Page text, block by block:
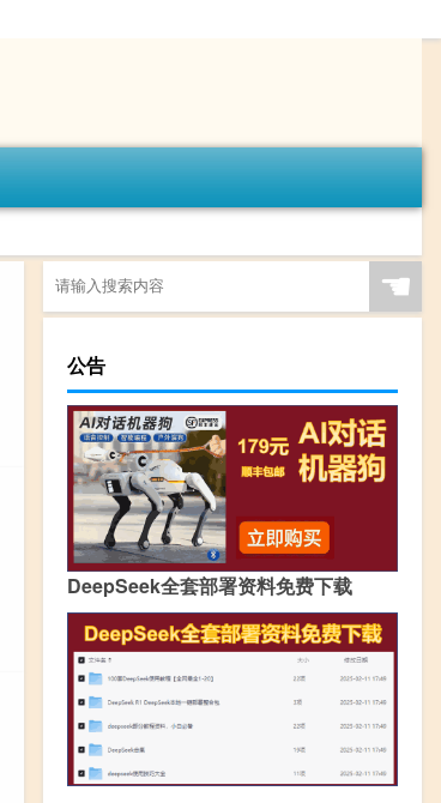
☚
公告
DeepSeek全套部署资料免费下载